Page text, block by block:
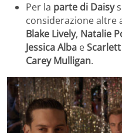
Per la parte di Daisy
considerazione altre
Blake Lively, Natalie
Jessica Alba e
Carey Mulligan.